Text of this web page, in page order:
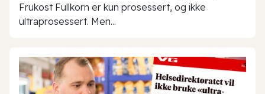
Frukost Fullkorn er kun prosessert, og ikke
ultraprosessert. Men...